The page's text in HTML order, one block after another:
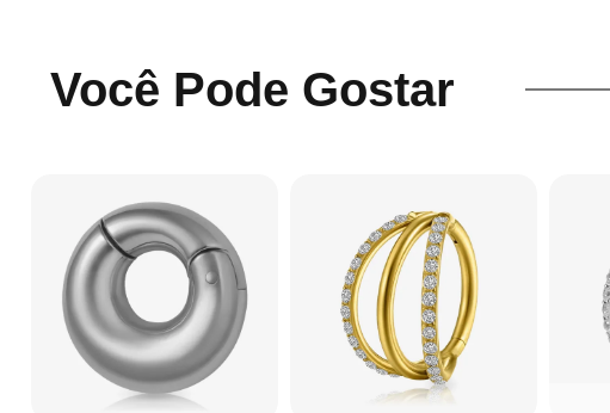
Você Pode Gostar